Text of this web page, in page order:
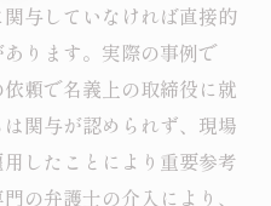
与していなければ直接的
ります。実際の事例で
頼で名義上の取締役に就
関与が認められず、現場
したことにより重要参考
の弁護士の介入により、